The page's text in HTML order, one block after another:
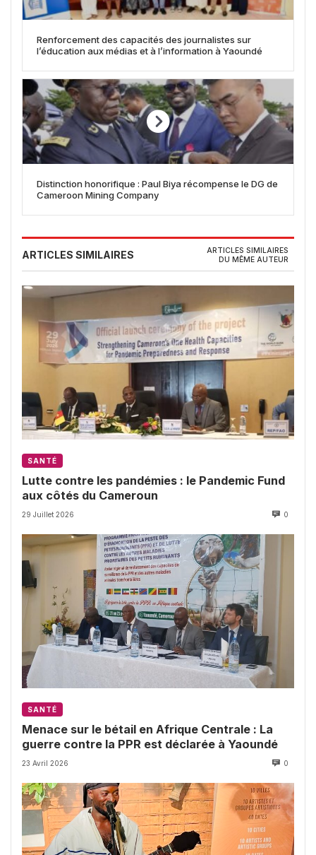
Renforcement des capacités des journalistes sur
l’éducation aux médias et à l’information à Yaoundé
Distinction honorifique : Paul Biya récompense le DG de
Cameroon Mining Company
ARTICLES SIMILAIRES
ARTICLES SIMILAIRES
DU MÊME AUTEUR
SANTÉ
Lutte contre les pandémies : le Pandemic Fund
aux côtés du Cameroun
29 Juillet 2026 0
SANTÉ
Menace sur le bétail en Afrique Centrale : La
guerre contre la PPR est déclarée à Yaoundé
23 Avril 2026 0